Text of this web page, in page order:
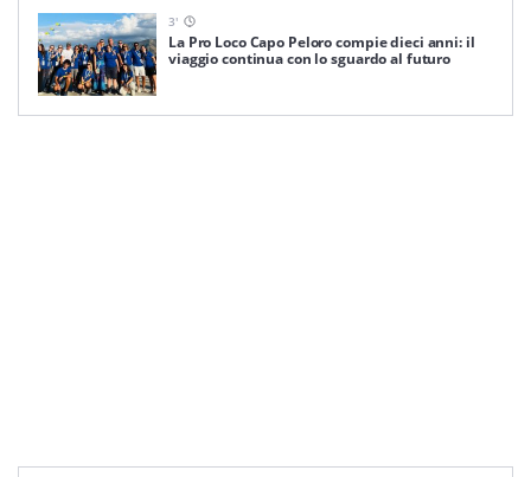
3'
La Pro Loco Capo Peloro compie dieci anni: il
viaggio continua con lo sguardo al futuro